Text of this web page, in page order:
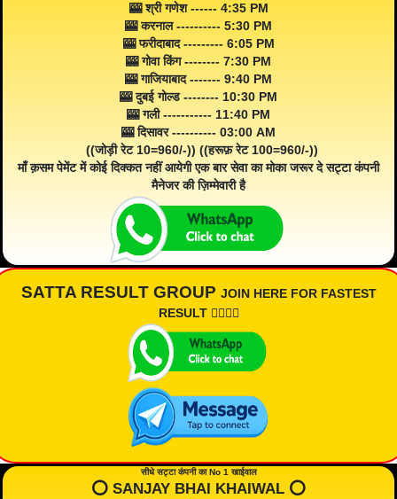
🎰 श्री गणेश ------ 4:35 PM
🎰 करनाल ---------- 5:30 PM
🎰 फरीदाबाद --------- 6:05 PM
🎰 गोवा किंग -------- 7:30 PM
🎰 गाजियाबाद ------- 9:40 PM
🎰 दुबई गोल्ड -------- 10:30 PM
🎰 गली ----------- 11:40 PM
🎰 दिसावर ---------- 03:00 AM
((जोड़ी रेट 10=960/-)) ((हरूफ़ रेट 100=960/-))
माँ क़सम पेमेंट में कोई दिक्कत नहीं आयेगी एक बार सेवा का मोका जरूर दे सट्टा कंपनी
मैनेजर की ज़िम्मेवारी है
SATTA RESULT GROUP JOIN HERE FOR FASTEST
RESULT 👇🏾👇🏾
सीधे सट्टा कंपनी का No 1 खाईवाल
⭕️ SANJAY BHAI KHAIWAL ⭕️